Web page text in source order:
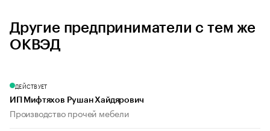
Другие предприниматели с тем же
ОКВЭД
ДЕЙСТВУЕТ
ИП Мифтяхов Рушан Хайдярович
Производство прочей мебели